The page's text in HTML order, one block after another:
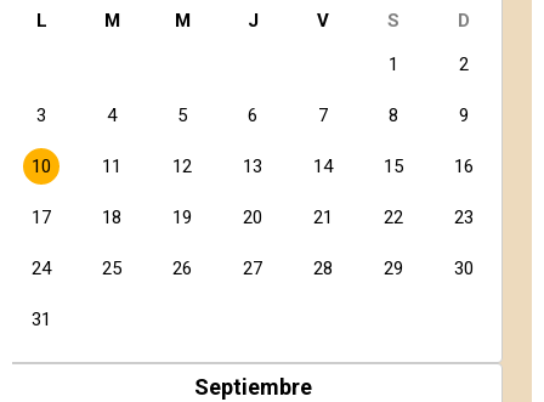
L M M J V S
D
1
2
3 4 5 6 7 8 9
10 11 12 13 14 15 16
17 18 19 20 21 22 23
24 25 26 27 28 29 30
31
Septiembre